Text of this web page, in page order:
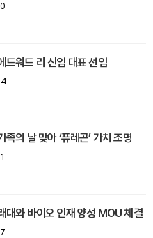
드워드 리 신임 대표 선임
의 날 맞아 ‘퓨레곤’ 가치 조명
대와 바이오 인재 양성 MOU 체결